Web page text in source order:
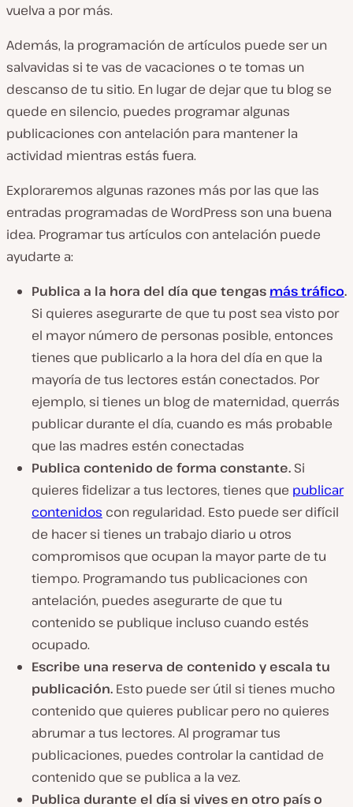
vuelva a por más.
Además, la programación de artículos puede ser un
salvavidas si te vas de vacaciones o te tomas un
descanso de tu sitio. En lugar de dejar que tu blog se
quede en silencio, puedes programar algunas
publicaciones con antelación para mantener la
actividad mientras estás fuera.
Exploraremos algunas razones más por las que las
entradas programadas de WordPress son una buena
idea. Programar tus artículos con antelación puede
ayudarte a:
Publica a la hora del día que tengas más tráfico.
Si quieres asegurarte de que tu post sea visto por
el mayor número de personas posible, entonces
tienes que publicarlo a la hora del día en que la
mayoría de tus lectores están conectados. Por
ejemplo, si tienes un blog de maternidad, querrás
publicar durante el día, cuando es más probable
que las madres estén conectadas
Publica contenido de forma constante. Si
quieres fidelizar a tus lectores, tienes que publicar
contenidos con regularidad. Esto puede ser difícil
de hacer si tienes un trabajo diario u otros
compromisos que ocupan la mayor parte de tu
tiempo. Programando tus publicaciones con
antelación, puedes asegurarte de que tu
contenido se publique incluso cuando estés
ocupado.
Escribe una reserva de contenido y escala tu
publicación. Esto puede ser útil si tienes mucho
contenido que quieres publicar pero no quieres
abrumar a tus lectores. Al programar tus
publicaciones, puedes controlar la cantidad de
contenido que se publica a la vez.
Publica durante el día si vives en otro país o